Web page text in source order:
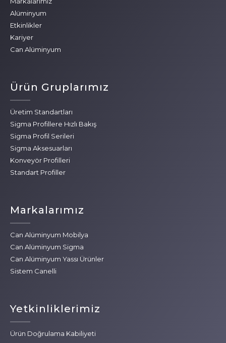
Alüminyum
Etkinlikler
Kariyer
Can Alüminyum
Ürün Gruplarımız
Üretim Standartları
Sigma Profillere Hızlı Bakış
Sigma Profil Serileri
Sigma Aksesuarları
Konveyör Profilleri
Standart Profiller
Markalarımız
Can Alüminyum Mobilya
Can Alüminyum Sigma
Can Alüminyum Yassı Ürünler
Sistem Canelli
Yetkinliklerimiz
Ürün Doğrulama Kabiliyeti